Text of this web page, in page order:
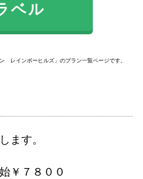
ベル
レインボーヒルズ」のプラン一覧ページです。
ます。
￥７８００